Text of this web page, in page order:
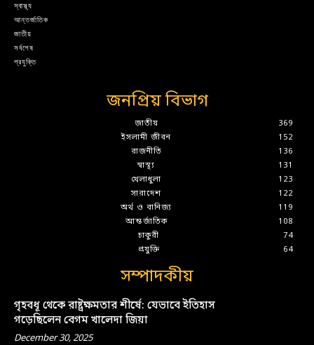
স্বাস্থ্য
আন্তর্জাতিক
জাতীয়
সর্বশেষ
প্রযুক্তি
জনপ্রিয় বিভাগ
জাতীয়
369
ইসলামী জীবন
152
রাজনীতি
136
স্বাস্থ্য
131
খেলাধুলা
123
সারাদেশ
122
অর্থ ও বানিজ্য
119
আন্তর্জাতিক
108
চাকুরী
74
প্রযুক্তি
64
সম্পাদকীয়
গৃহবধূ থেকে রাষ্ট্রক্ষমতার শীর্ষে: যেভাবে ইতিহাস
গড়েছিলেন বেগম খালেদা জিয়া
December 30, 2025